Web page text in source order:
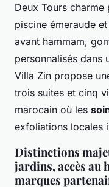
Deux Tours charme
piscine émeraude
avant hammam,
personnalisés dans
Villa Zin propose
trois suites et cinq
marocain où les
exfoliations locales
Distinctions
jardins, accès au
marques